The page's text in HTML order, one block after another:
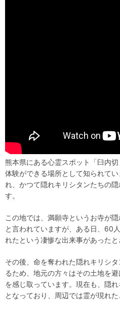
熊本県にある心霊スポット「臼内
体験ができる場所として知られて
れ、かつて隠れキリシタンたちの
す。
この地では、満願寺というお寺が
と言われていますが、ある日、60
れたという凄惨な出来事があったと
その後、命を奪われた隠れキリシ
るため、地元の方々はその土地を
を感じ取っています。現在も、隠
となっており、周辺では霊が現れた